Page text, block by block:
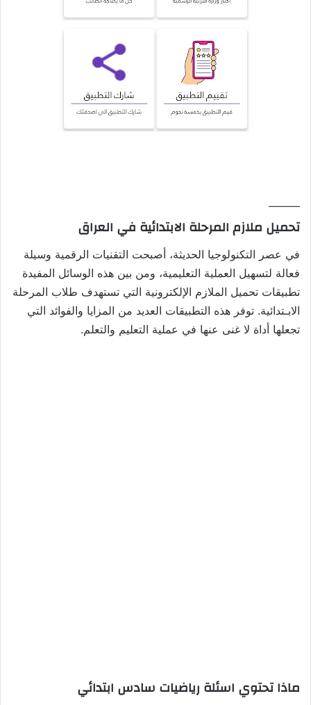
———
تحميل ملازم المرحلة الابتدائية في العراق
في عصر التكنولوجيا الحديثة، أصبحت التقنيات الرقمية وسيلة
فعالة لتسهيل العملية التعليمية، ومن بين هذه الوسائل المفيدة
تطبيقات تحميل الملازم الإلكترونية التي تستهدف طلاب المرحلة
الابـتدائية. توفر هذه التطبيقات العديد من المزايا والفوائد التي
تجعلها أداة لا غنى عنها في عملية التعليم والتعلم.
ماذا تحتوي اسئلة رياضيات سادس ابتدائي